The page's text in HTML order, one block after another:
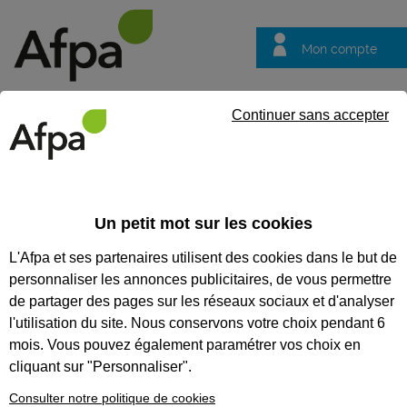
Mon compte
questions
NOS SESSIONS EN
ALTERNANCE
Nos sessionsen
alternance
Vous voulez acquérir des
compétences professionnelles
Un petit mot sur les cookies
L'Afpa et ses partenaires utilisent des cookies dans le but de
personnaliser les annonces publicitaires, de vous permettre
de partager des pages sur les réseaux sociaux et d'analyser
l'utilisation du site. Nous conservons votre choix pendant 6
mois. Vous pouvez également paramétrer vos choix en
cliquant sur "Personnaliser".
Consulter notre politique de cookies
Continuer sans accepter